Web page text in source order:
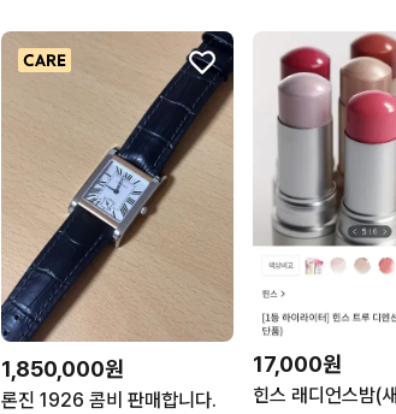
1,850,000원
론진 1926 콤비 판매합니다.
17,000원
힌스 래디언스밤(